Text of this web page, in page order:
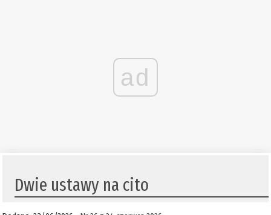
ad
Dwie ustawy na cito